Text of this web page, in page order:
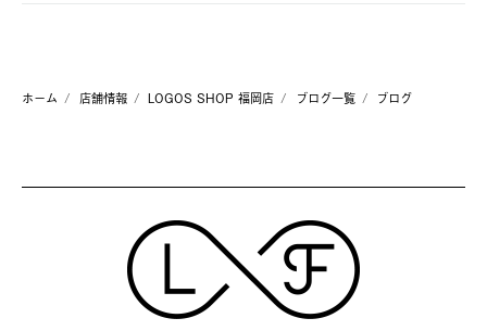
ホーム 店舗情報 LOGOS SHOP 福岡店 ブログ一覧 ブログ